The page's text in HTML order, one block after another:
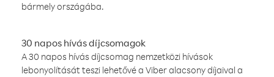
bármely országába.
30 napos hívás díjcsomagok
A 30 napos hívás díjcsomag nemzetközi hívások
lebonyolítását teszi lehetővé a Viber alacsony díjaival a